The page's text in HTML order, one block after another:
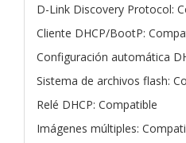
D-Link Discovery Protocol:
Cliente DHCP/BootP:
Configuración automática
Sistema de archivos flash:
Relé DHCP: Compatible
Imágenes múltiples: